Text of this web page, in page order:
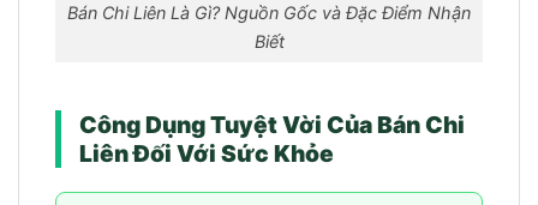
Bán Chi Liên Là Gì? Nguồn Gốc và Đặc Điểm Nhận
Biết
Công Dụng Tuyệt Vời Của Bán Chi
Liên Đối Với Sức Khỏe